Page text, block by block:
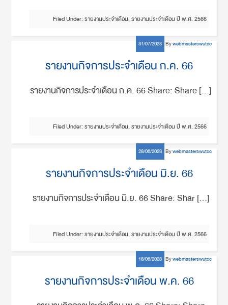
Filed Under:รายงานประจำเดือน,รายงานประจำเดือน ปี พ.ศ. 2566
31/07/2023 Bywebmasterswutcc
รายงานกิจการประจำเดือน ก.ค. 66
รายงานกิจการประจำเดือน ก.ค. 66 Share: Share […]
Filed Under:รายงานประจำเดือน,รายงานประจำเดือน ปี พ.ศ. 2566
28/06/2023 Bywebmasterswutcc
รายงานกิจการประจำเดือน มิ.ย. 66
รายงานกิจการประจำเดือน มิ.ย. 66 Share: Shar […]
Filed Under:รายงานประจำเดือน,รายงานประจำเดือน ปี พ.ศ. 2566
18/06/2023 Bywebmasterswutcc
รายงานกิจการประจำเดือน พ.ค. 66